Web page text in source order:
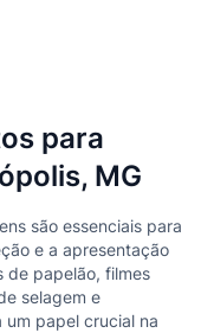
para
MG
são essenciais para
e a apresentação
de papelão, filmes
selagem e
papel crucial na